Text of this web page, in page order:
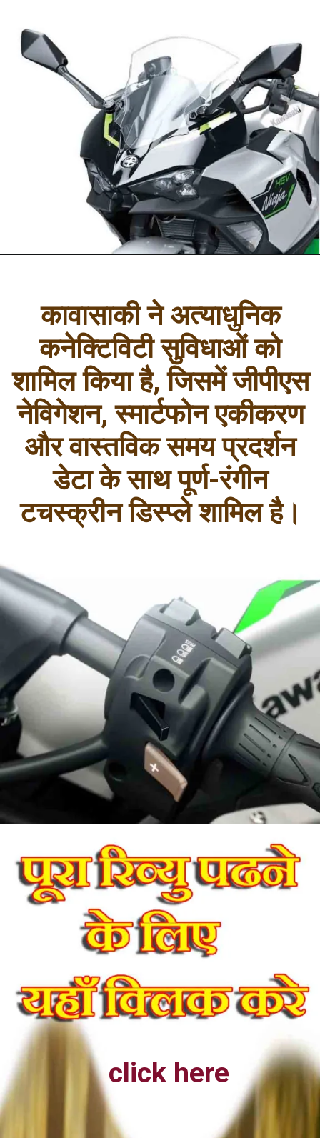
कावासाकी ने अत्याधुनिक
कनेक्टिविटी सुविधाओं को
शामिल किया है, जिसमें जीपीएस
नेविगेशन, स्मार्टफोन एकीकरण
और वास्तविक समय प्रदर्शन
डेटा के साथ पूर्ण-रंगीन
टचस्क्रीन डिस्प्ले शामिल है।
click here